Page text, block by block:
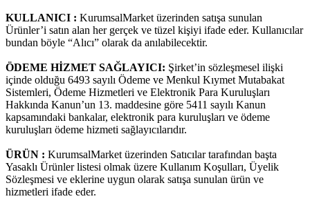
KULLANICI : KurumsalMarket üzerinden satışa sunulan
Ürünler’i satın alan her gerçek ve tüzel kişiyi ifade eder. Kullanıcılar
bundan böyle “Alıcı” olarak da anılabilecektir.
ÖDEME HİZMET SAĞLAYICI: Şirket’in sözleşmesel ilişki
içinde olduğu 6493 sayılı Ödeme ve Menkul Kıymet Mutabakat
Sistemleri, Ödeme Hizmetleri ve Elektronik Para Kuruluşları
Hakkında Kanun’un 13. maddesine göre 5411 sayılı Kanun
kapsamındaki bankalar, elektronik para kuruluşları ve ödeme
kuruluşları ödeme hizmeti sağlayıcılarıdır.
ÜRÜN : KurumsalMarket üzerinden Satıcılar tarafından başta
Yasaklı Ürünler listesi olmak üzere Kullanım Koşulları, Üyelik
Sözleşmesi ve eklerine uygun olarak satışa sunulan ürün ve
hizmetleri ifade eder.